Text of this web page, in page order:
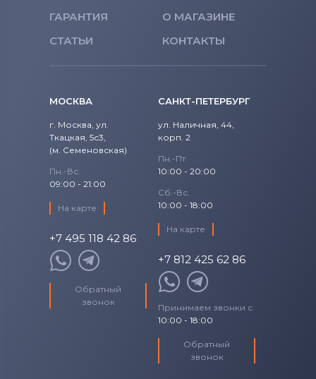
ГАРАНТИЯ
О МАГАЗИНЕ
СТАТЬИ
КОНТАКТЫ
МОСКВА
г. Москва, ул.
Ткацкая, 5с3,
(м. Семеновская)
Пн.-Вс.
09:00 - 21:00
На карте
+7 495 118 42 86
Обратный
звонок
САНКТ-ПЕТЕРБУРГ
ул. Наличная, 44,
корп. 2
Пн.-Пт.
10:00 - 20:00
Сб.-Вс.
10:00 - 18:00
На карте
+7 812 425 62 86
Принимаем звонки с
10:00 - 18:00
Обратный
звонок